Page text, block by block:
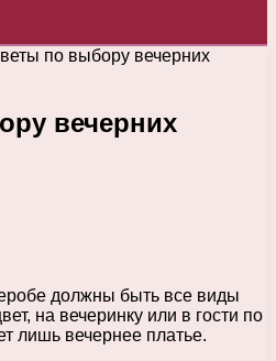
по выбору вечерних
вечерних
должны быть все виды
на вечеринку или в гости по
лишь вечернее платье.